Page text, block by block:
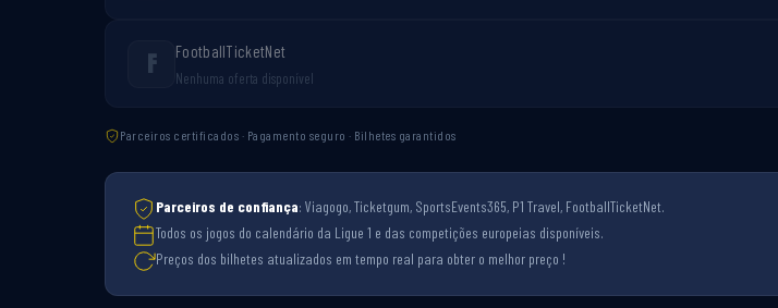
F FootballTicketNet
Nenhuma oferta disponível
Parceiros certificados · Pagamento seguro · Bilhetes garantidos
Parceiros de confiança: Viagogo, Ticketgum, SportsEvents365, P1 Travel, FootballTicketNet.
Todos os jogos do calendário da Ligue 1 e das competições europeias disponíveis.
Preços dos bilhetes atualizados em tempo real para obter o melhor preço !